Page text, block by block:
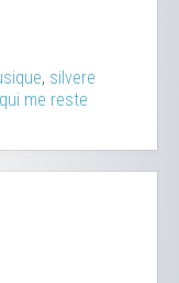
, silvere
me reste